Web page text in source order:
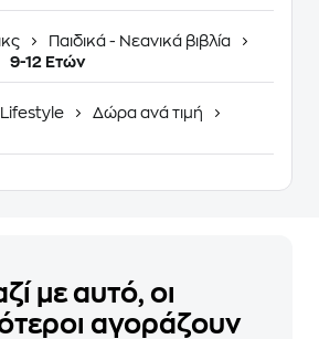
Παιδικά - Νεανικά βιβλία
9-12 Ετών
Δώρα ανά τιμή
με αυτό, οι
αγοράζουν